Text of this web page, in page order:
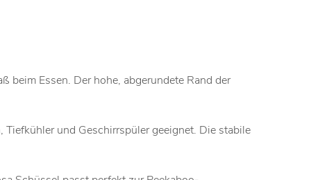
beim Essen. Der hohe, abgerundete Rand der
und Geschirrspüler geeignet. Die stabile